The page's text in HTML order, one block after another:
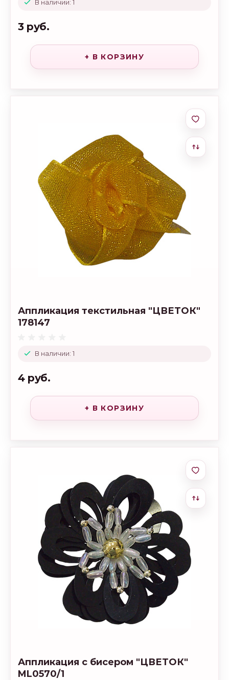
В наличии: 1
3 руб.
+ В КОРЗИНУ
В наличии: 1
Аппликация текстильная "ЦВЕТОК"
178147
4 руб.
+ В КОРЗИНУ
Аппликация с бисером "ЦВЕТОК"
ML0570/1